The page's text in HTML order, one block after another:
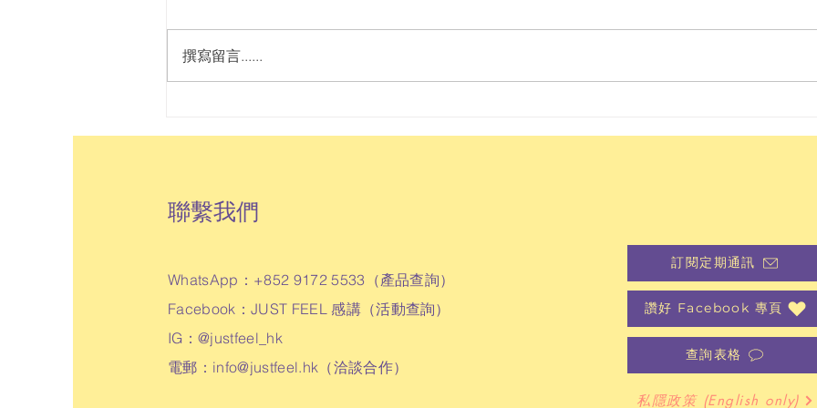
機構常提倡「先處理心情，再處理
事情」，卻往往知易行難。面對變
心情」並非一個固定步驟，而是貫
察，已是善意溝通的實踐。最近，
我們正好遇上這樣一個練習機會。
知消息時，我未察覺感受，而是
「處理事情」：
以滿足到「社交」的需要。不少教
並交流支援學生建立人際關係的策
成
撰寫留言......
訂閱定期通訊
讚好 Facebook 專頁
查詢表格
私隱政策 (English only)
聯繫我們
WhatsApp：+852 9172 5533（產品查詢）
Facebook：JUST FEEL 感講（活動查詢）
IG：@justfeel_hk
電郵： info@justfeel.hk （洽談合作）